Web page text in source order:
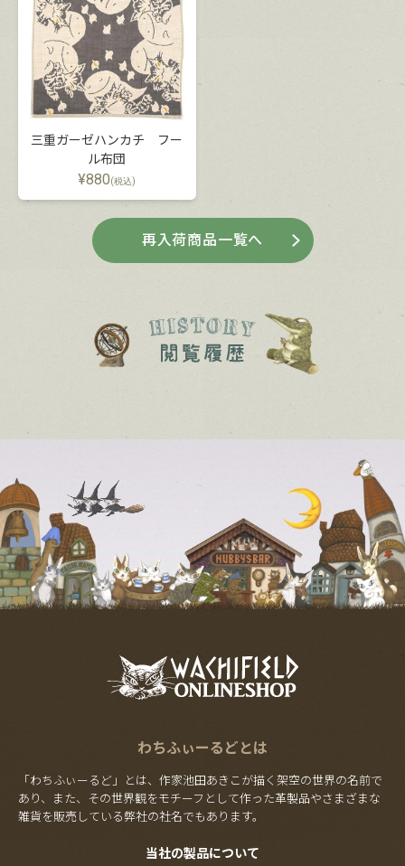
三重ガーゼハンカチ フー
ル布団
¥880(税込)
再入荷商品一覧へ
わちふぃーるどとは
「わちふぃーるど」とは、作家池田あきこが描く架空の世界の名前で
あり、また、その世界観をモチーフとして作った革製品やさまざまな
雑貨を販売している弊社の社名でもあります。
当社の製品について